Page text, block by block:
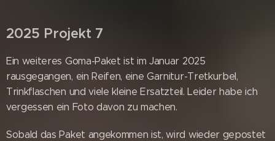
2025 Projekt 7
Ein weiteres Goma-Paket ist im Januar 2025
rausgegangen, ein Reifen, eine Garnitur-Tretkurbel,
Trinkflaschen und viele kleine Ersatzteil. Leider habe ich
vergessen ein Foto davon zu machen.
Sobald das Paket angekommen ist, wird wieder gepostet